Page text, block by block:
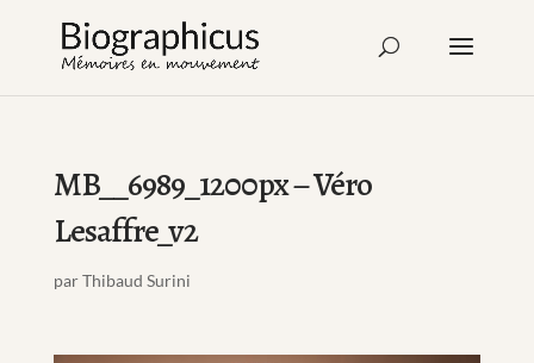
MB__6989_1200px – Véro
Lesaffre_v2
parThibaud Surini